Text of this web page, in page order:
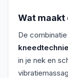
Wat
De combinatie
in je nek en